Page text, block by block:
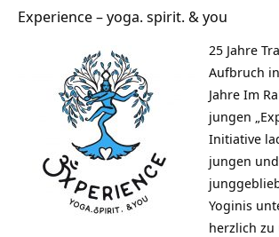
Experience – yoga. spirit. & you
25 Jahre
Aufbruch
Jahre Im
jungen
Initiative
jungen und
Yoginis
herzlich zu